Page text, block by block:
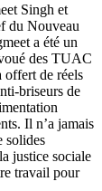
Singh et
du Nouveau
a été un
des TUAC
offert de réels
briseurs de
Il n’a jamais
solides
justice sociale
travail pour